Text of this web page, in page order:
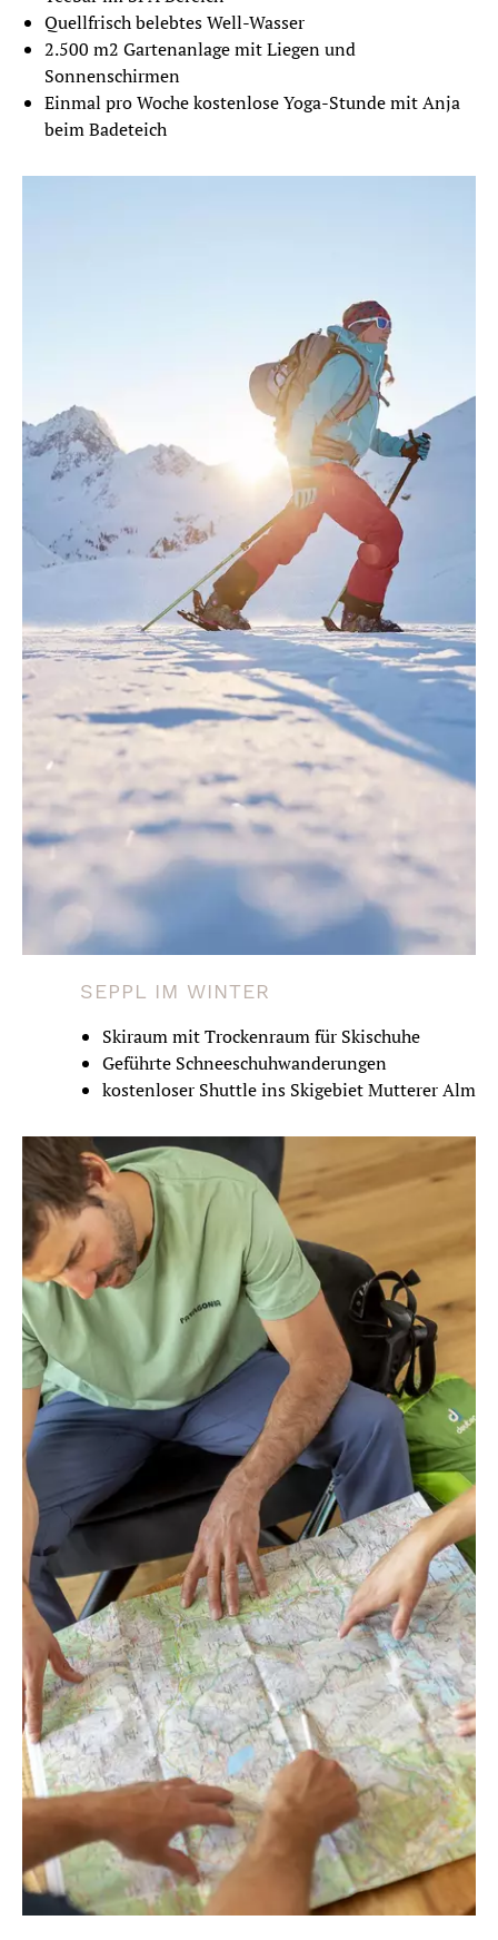
ROMANTIK IM SEPPL 2
NÄCHTE
2 Übernachtungen
10.01.2023 - 19.12.2024
ab € 235,37
Bei Fragen sind wir für Sie telefonisch
oder per E-mail immer erreichbar.
Buchen
Quellfrisch belebtes Well-Wasser
2.500 m2 Gartenanlage mit Liegen und
Sonnenschirmen
Einmal pro Woche kostenlose Yoga-Stunde mit Anja
beim Badeteich
SEPPL IM WINTER
Skiraum mit Trockenraum für Skischuhe
Geführte Schneeschuhwanderungen
kostenloser Shuttle ins Skigebiet Mutterer Alm